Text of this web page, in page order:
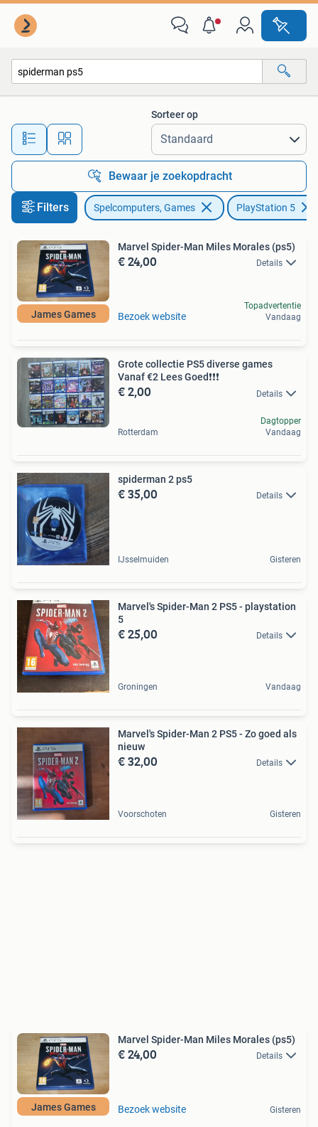
Alle afstanden…
Sorteer op
Bewaar je zoekopdracht
Filters Spelcomputers, Games PlayStation 5
James Games
Marvel Spider-Man Miles Morales (ps5)
€ 24,00 Details
Bezoek website
Topadvertentie
Vandaag
Grote collectie PS5 diverse games
Vanaf €2 Lees️️ Goed❗️❗️❗️
€ 2,00 Details
Rotterdam
Dagtopper
Vandaag
spiderman 2 ps5
€ 35,00 Details
IJsselmuiden Gisteren
Marvel's Spider-Man 2 PS5 - playstation
5
€ 25,00 Details
Groningen Vandaag
Marvel's Spider-Man 2 PS5 - Zo goed als
nieuw
€ 32,00 Details
Voorschoten Gisteren
James Games
Marvel Spider-Man Miles Morales (ps5)
€ 24,00 Details
Bezoek website Gisteren